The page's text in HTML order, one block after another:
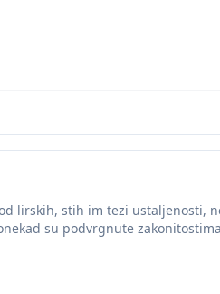
lirskih, stih im tezi ustaljenosti,
su podvrgnute